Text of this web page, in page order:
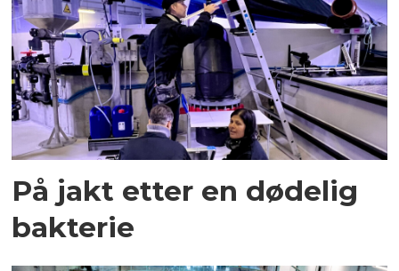
På jakt etter en dødelig
bakterie